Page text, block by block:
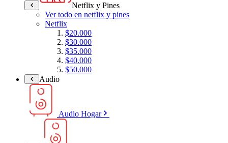
Netflix y Pines
Ver todo en netflix y pines
Netflix
$20.000
$30.000
$35.000
$40.000
$50.000
Audio
Audio Hogar